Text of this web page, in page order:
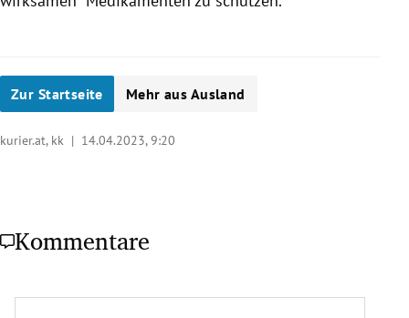
Zur Startseite Mehr aus Ausland
kurier.at, kk | 14.04.2023, 9:20
Kommentare